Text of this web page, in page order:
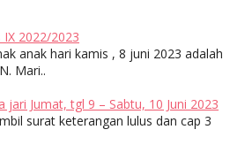
2022/2023
anak hari kamis , 8 juni 2023 adalah
Mari..
jari Jumat, tgl 9 – Sabtu, 10 Juni 2023
surat keterangan lulus dan cap 3